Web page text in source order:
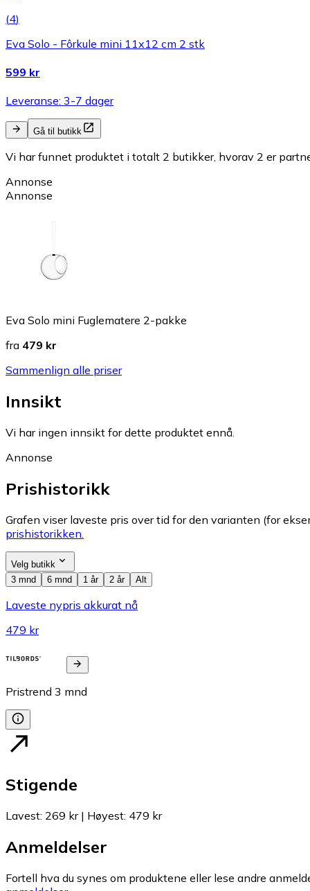
(4)
Eva Solo - Fôrkule mini 11x12 cm 2 stk
599 kr
Leveranse: 3-7 dager
Gå til butikk
Vi har funnet produktet i totalt 2 butikker, hvorav 2 er
Annonse
Annonse
Eva Solo mini Fuglematere 2-pakke
fra 479 kr
Sammenlign alle priser
Innsikt
Vi har ingen innsikt for dette produktet ennå.
Annonse
Prishistorikk
Grafen viser laveste pris over tid for den varianten (for
prishistorikken.
Velg butikk
3 mnd
6 mnd 1 år 2 år Alt
Laveste nypris akkurat nå
479 kr
Pristrend 3 mnd
Stigende
Lavest: 269 kr| Høyest: 479 kr
Anmeldelser
Fortell hva du synes om produktene eller lese andre